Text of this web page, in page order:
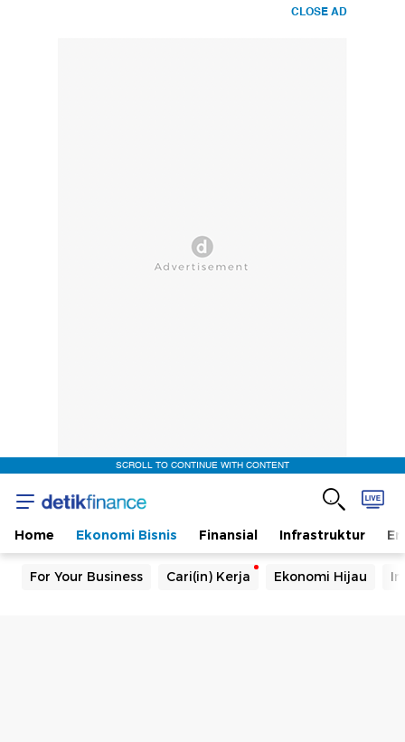
CLOSE AD
SCROLL TO CONTINUE WITH CONTENT
Home Ekonomi Bisnis Finansial Infrastruktur
For Your Business Cari(in) Kerja Ekonomi Hijau